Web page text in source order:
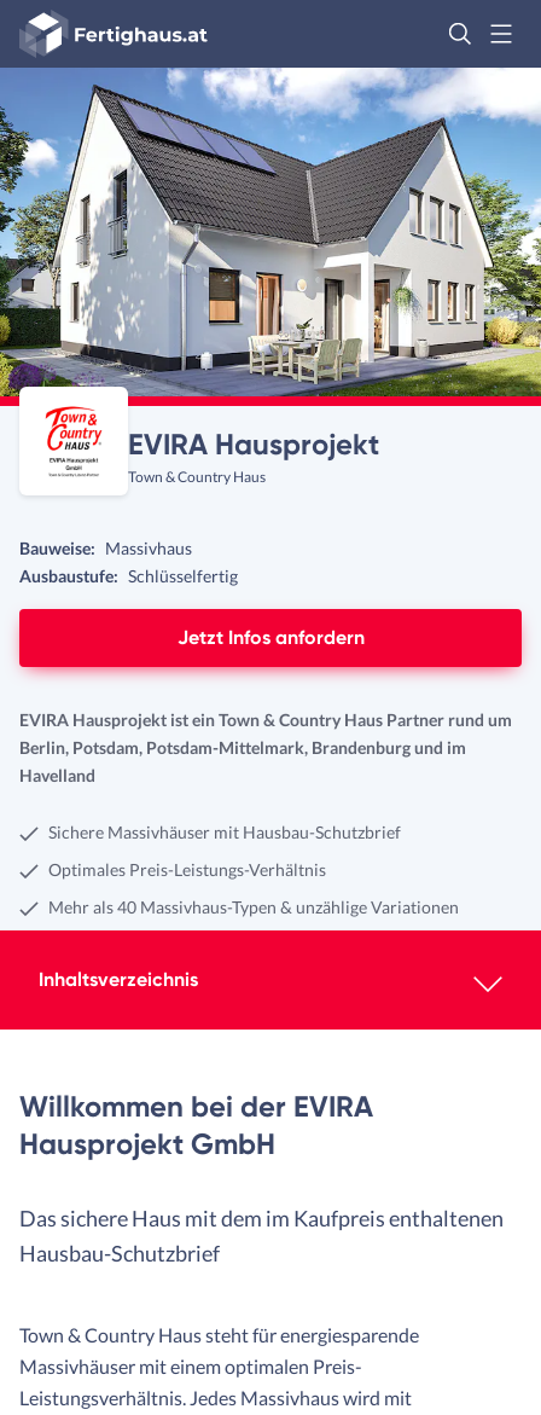
Fertighaus
Logo
Anmelden
EVIRA Hausprojekt
Town & Country Haus
Bauweise: Massivhaus
Ausbaustufe: Schlüsselfertig
Jetzt Infos anfordern
EVIRA Hausprojekt ist ein Town & Country Haus Partner rund um
Berlin, Potsdam, Potsdam-Mittelmark, Brandenburg und im
Havelland
Sichere Massivhäuser mit Hausbau-Schutzbrief
Optimales Preis-Leistungs-Verhältnis
Mehr als 40 Massivhaus-Typen & unzählige Variationen
Inhaltsverzeichnis
Willkommen bei der EVIRA
Hausprojekt GmbH
Das sichere Haus mit dem im Kaufpreis enthaltenen
Hausbau-Schutzbrief
Town & Country Haus steht für energiesparende
Massivhäuser mit einem optimalen Preis-
Leistungsverhältnis. Jedes Massivhaus wird mit